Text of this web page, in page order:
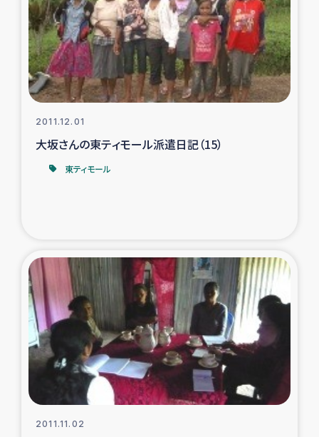
ガザ地区での公園の緑化を通じた支援事業
ガザ地区における被災住民への緊急支援
ガザ地区酪農を通した女性グループの生計支援
ふりかけ普及と食生活改善による栄養改善事業
民際教育
食べる
トルコ・シリア地震被災者支援
デニヤヤ小規模紅茶農家支援
2011.12.01
大坂さんの東ティモール派遣日記（15）
東ティモール
2011.11.02